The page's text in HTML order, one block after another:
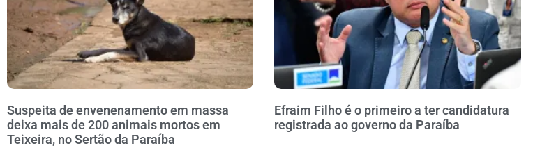
Suspeita de envenenamento em massa
deixa mais de 200 animais mortos em
Teixeira, no Sertão da Paraíba
Efraim Filho é o primeiro a ter candidatura
registrada ao governo da Paraíba